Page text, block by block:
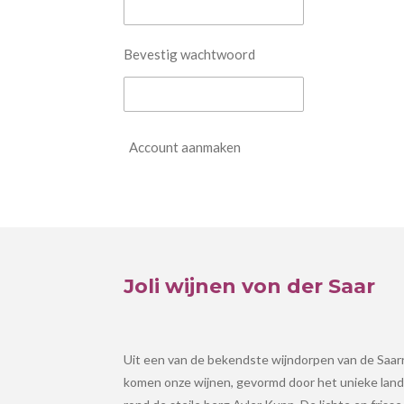
Bevestig wachtwoord
Account aanmaken
Joli wijnen von der Saar
Uit een van de bekendste wijndorpen van de
komen onze wijnen, gevormd door het unieke